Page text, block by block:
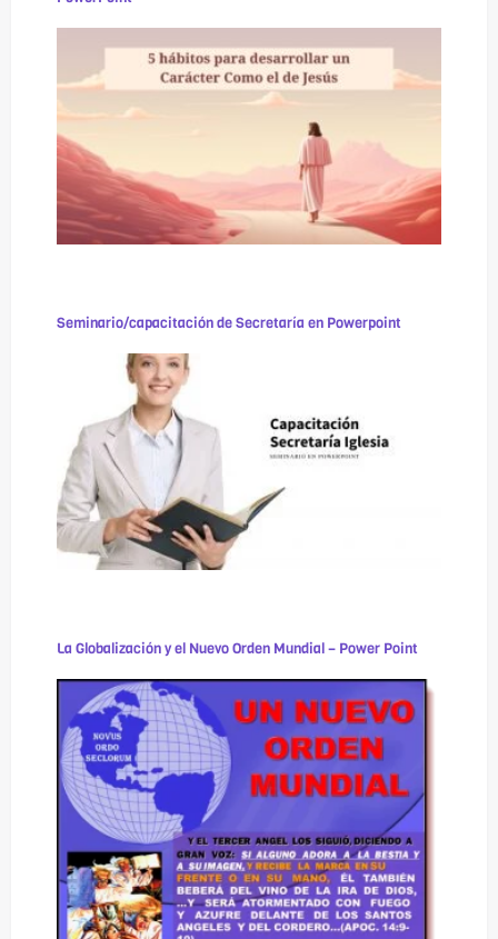
Seminario/capacitación de Secretaría en Powerpoint
La Globalización y el Nuevo Orden Mundial – Power Point